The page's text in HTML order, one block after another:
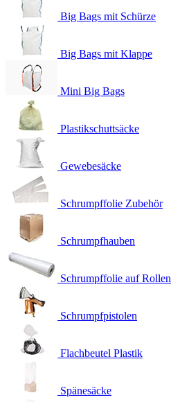
Big Bags mit Schürze
Big Bags mit Klappe
Mini Big Bags
Plastikschuttsäcke
Gewebesäcke
Schrumpffolie Zubehör
Schrumpfhauben
Schrumpffolie auf Rollen
Schrumpfpistolen
Flachbeutel Plastik
Spänesäcke